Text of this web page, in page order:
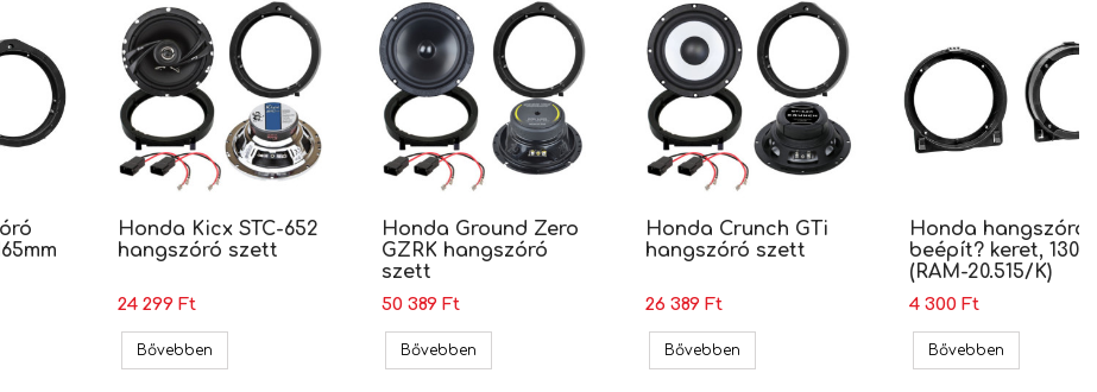
beépít? keret, 165mm (271130-04)
Honda Kicx STC-652
hangszóró szett
24 299 Ft
BővebbenHonda Kicx STC-652 hangszóró szett
Honda Ground Zero
GZRK hangszóró
szett
50 389 Ft
BővebbenHonda Ground Zero GZRK hangszóró szett
Honda Crunch GTi
hangszóró szett
26 389 Ft
BővebbenHonda Crunch GTi hangszóró szett
Honda hangszóró
beépít? keret,
(RAM-20.515/K)
4 300 Ft
BővebbenHonda